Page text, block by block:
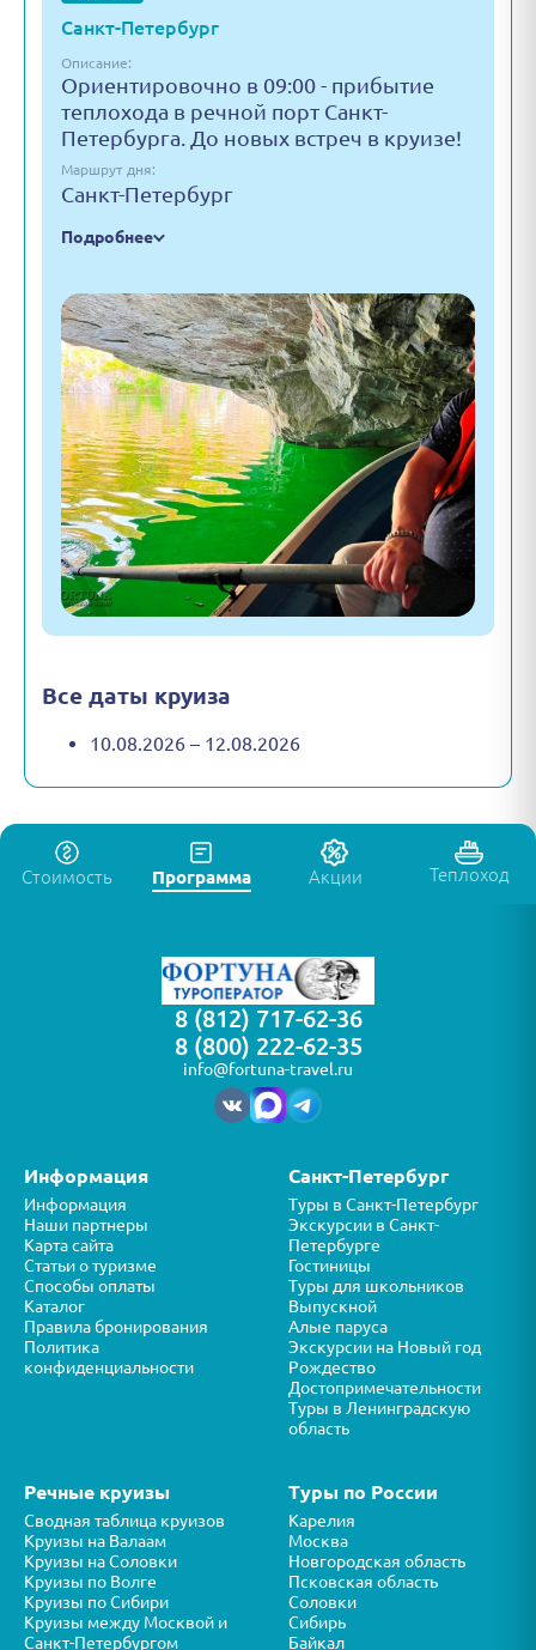
Санкт-Петербург
Описание:
Ориентировочно в 09:00 - прибытие
теплохода в речной порт Санкт-
Петербурга. До новых встреч в круизе!
Маршрут дня:
Санкт-Петербург
Подробнее
Все даты круиза
10.08.2026 – 12.08.2026
Стоимость Программа Акции Теплоход
8 (812) 717-62-36
8 (800) 222-62-35
info@fortuna-travel.ru
Информация
Информация
Наши партнеры
Карта сайта
Статьи о туризме
Способы оплаты
Каталог
Правила бронирования
Политика
конфиденциальности
Санкт-Петербург
Туры в Санкт-Петербург
Экскурсии в Санкт-
Петербурге
Гостиницы
Туры для школьников
Выпускной
Алые паруса
Экскурсии на Новый год
Рождество
Достопримечательности
Туры в Ленинградскую
область
Речные круизы
Сводная таблица круизов
Круизы на Валаам
Круизы на Соловки
Круизы по Волге
Круизы по Сибири
Круизы между Москвой и
Санкт-Петербургом
Туры по России
Карелия
Москва
Новгородская область
Псковская область
Соловки
Сибирь
Байкал